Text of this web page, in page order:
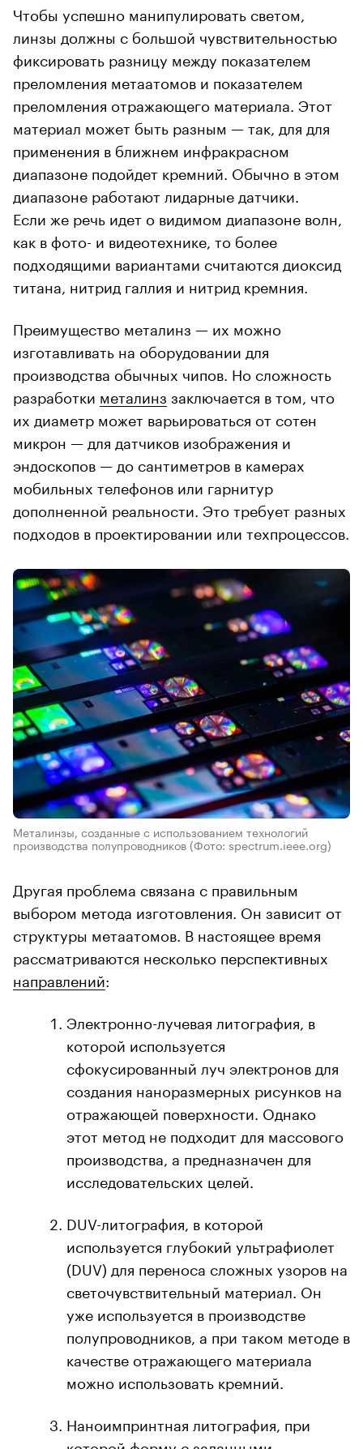
Чтобы успешно манипулировать светом,
линзы должны с большой чувствительностью
фиксировать разницу между показателем
преломления метаатомов и показателем
преломления отражающего материала. Этот
материал может быть разным — так, для для
применения в ближнем инфракрасном
диапазоне подойдет кремний. Обычно в этом
диапазоне работают лидарные датчики.
Если же речь идет о видимом диапазоне волн,
как в фото- и видеотехнике, то более
подходящими вариантами считаются диоксид
титана, нитрид галлия и нитрид кремния.
Преимущество металинз — их можно
изготавливать на оборудовании для
производства обычных чипов. Но сложность
разработки металинз заключается в том, что
их диаметр может варьироваться от сотен
микрон — для датчиков изображения и
эндоскопов — до сантиметров в камерах
мобильных телефонов или гарнитур
дополненной реальности. Это требует разных
подходов в проектировании или техпроцессов.
Металинзы, созданные с использованием технологий
производства полупроводников (Фото: spectrum.ieee.org)
Другая проблема связана с правильным
выбором метода изготовления. Он зависит от
структуры метаатомов. В настоящее время
рассматриваются несколько перспективных
направлений:
Электронно-лучевая литография, в
которой используется
сфокусированный луч электронов для
создания наноразмерных рисунков на
отражающей поверхности. Однако
этот метод не подходит для массового
производства, а предназначен для
исследовательских целей.
DUV-литография, в которой
используется глубокий ультрафиолет
(DUV) для переноса сложных узоров на
светочувствительный материал. Он
уже используется в производстве
полупроводников, а при таком методе в
качестве отражающего материала
можно использовать кремний.
Наноимпринтная литография, при